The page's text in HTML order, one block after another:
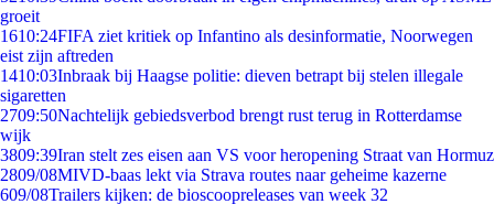
groeit
1610:24FIFA ziet kritiek op Infantino als desinformatie, Noorwegen
eist zijn aftreden
1410:03Inbraak bij Haagse politie: dieven betrapt bij stelen illegale
sigaretten
2709:50Nachtelijk gebiedsverbod brengt rust terug in Rotterdamse
wijk
3809:39Iran stelt zes eisen aan VS voor heropening Straat van Hormuz
2809/08MIVD-baas lekt via Strava routes naar geheime kazerne
609/08Trailers kijken: de bioscoopreleases van week 32